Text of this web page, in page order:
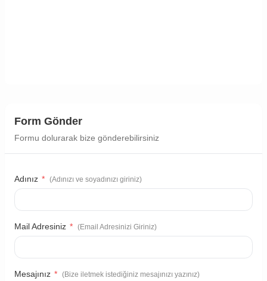
Form Gönder
Formu dolurarak bize gönderebilirsiniz
Adınız * (Adınızı ve soyadınızı giriniz)
Mail Adresiniz * (Email Adresinizi Giriniz)
Mesajınız * (Bize iletmek istediğiniz mesajınızı yazınız)